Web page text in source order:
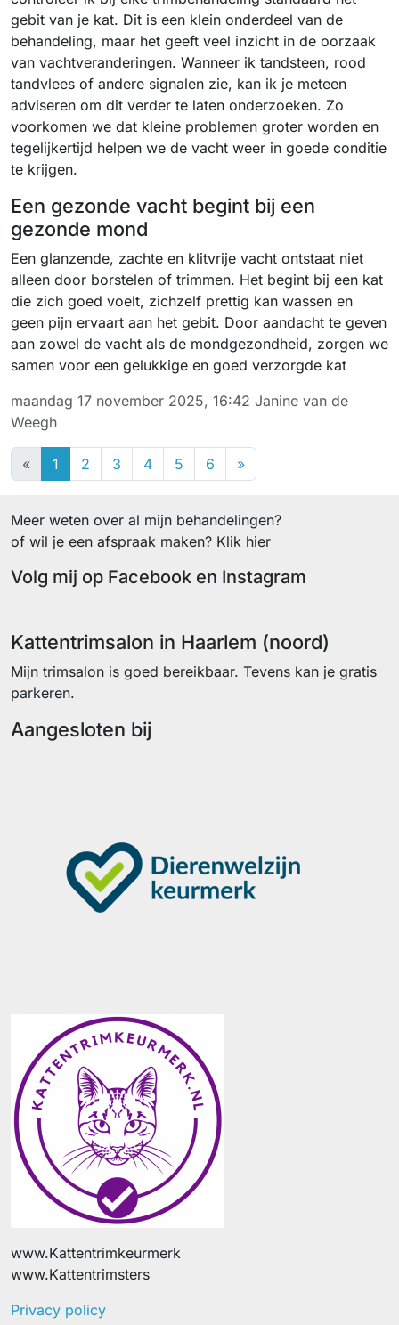
gebit van je kat. Dit is een klein onderdeel van de
behandeling, maar het geeft veel inzicht in de oorzaak
van vachtveranderingen. Wanneer ik tandsteen, rood
tandvlees of andere signalen zie, kan ik je meteen
adviseren om dit verder te laten onderzoeken. Zo
voorkomen we dat kleine problemen groter worden en
tegelijkertijd helpen we de vacht weer in goede conditie
te krijgen.
Een gezonde vacht begint bij een
gezonde mond
Een glanzende, zachte en klitvrije vacht ontstaat niet
alleen door borstelen of trimmen. Het begint bij een kat
die zich goed voelt, zichzelf prettig kan wassen en
geen pijn ervaart aan het gebit. Door aandacht te geven
aan zowel de vacht als de mondgezondheid, zorgen we
samen voor een gelukkige en goed verzorgde kat
maandag 17 november 2025, 16:42 Janine van de
Weegh
« 1 2 3 4 5 6 »
Meer weten over al mijn behandelingen?
of wil je een afspraak maken? Klik hier
Volg mij op Facebook en Instagram
Kattentrimsalon in Haarlem (noord)
Mijn trimsalon is goed bereikbaar. Tevens kan je gratis
parkeren.
Aangesloten bij
www.Kattentrimkeurmerk
www.Kattentrimsters
Privacy policy